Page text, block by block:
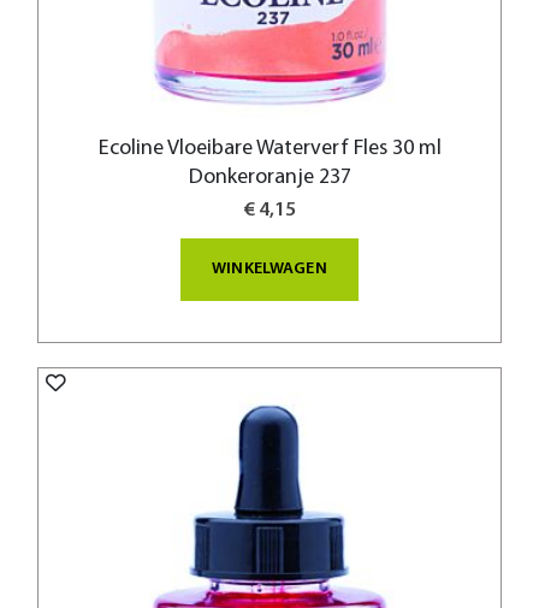
Ecoline Vloeibare Waterverf Fles 30 ml
Donkeroranje 237
€ 4,15
WINKELWAGEN